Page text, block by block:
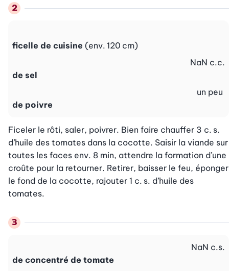
ficelle de cuisine (env. 120 cm)
de sel
NaN c.c.
de poivre
un peu
Ficeler le rôti, saler, poivrer. Bien faire chauffer 3 c. s.
d’huile des tomates dans la cocotte. Saisir la viande sur
toutes les faces env. 8 min, attendre la formation d’une
croûte pour la retourner. Retirer, baisser le feu, éponger
le fond de la cocotte, rajouter 1 c. s. d’huile des
tomates.
de concentré de tomate
NaN c.s.